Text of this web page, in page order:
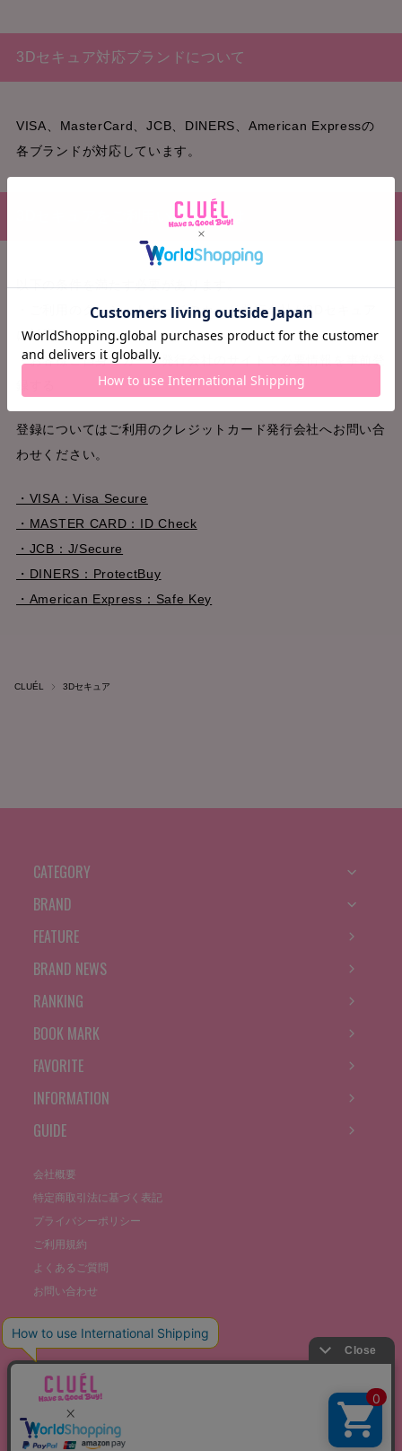
3Dセキュア対応ブランドについて
VISA、MasterCard、JCB、DINERS、American Expressの
各ブランドが対応しています。
3Dセキュアをご利用いただくには
以下の条件を満たす必要があります。
・ご利用のクレジットカードのカード発行会社が3Dセキュア
に対応している
・お客様ご自身でカード発行会社のサイトで必要情報を事前登
登録についてはご利用のクレジットカード発行会社へお問い合
わせください。
・VISA：Visa Secure
・MASTER CARD：ID Check
・JCB：J/Secure
・DINERS：ProtectBuy
・American Express：Safe Key
CLUÉL 3Dセキュア
CATEGORY
BRAND
FEATURE
BRAND NEWS
RANKING
BOOK MARK
FAVORITE
INFORMATION
GUIDE
会社概要
特定商取引法に基づく表記
プライバシーポリシー
ご利用規約
よくあるご質問
お問い合わせ
©THE STOCKS CO., LTD